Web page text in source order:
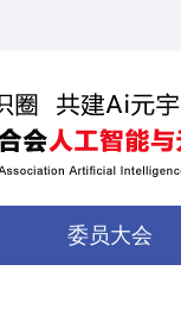
委员大会